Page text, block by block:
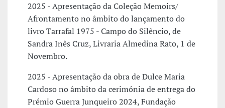
2025 - Apresentação da Coleção Memoirs/
Afrontamento no âmbito do lançamento do
livro Tarrafal 1975 - Campo do Silêncio, de
Sandra Inês Cruz, Livraria Almedina Rato, 1 de
Novembro.
2025 - Apresentação da obra de Dulce Maria
Cardoso no âmbito da cerimónia de entrega do
Prémio Guerra Junqueiro 2024, Fundação